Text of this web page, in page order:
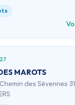
MAROTS
des Sévennes